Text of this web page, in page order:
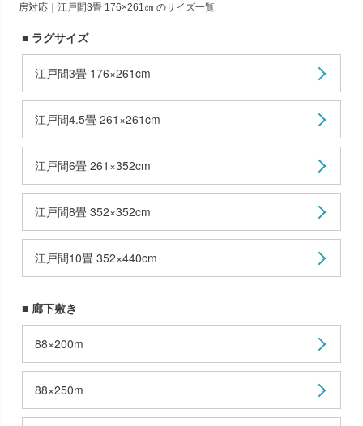
房対応｜江戸間3畳 176×261㎝ のサイズ一覧
■ ラグサイズ
江戸間3畳 176×261cm
江戸間4.5畳 261×261cm
江戸間6畳 261×352cm
江戸間8畳 352×352cm
江戸間10畳 352×440cm
■ 廊下敷き
88×200m
88×250m